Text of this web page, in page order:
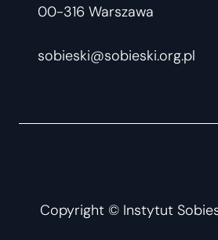
00-316 Warszawa
sobieski@sobieski.org.pl
Copyright © Instytut